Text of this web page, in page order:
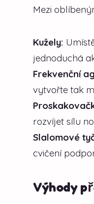
Mezi
Kužely:
jednoduchá
Frekvenční
vytvořte tak
rozvíjet sílu
Slalomové
cvičení
Výhody